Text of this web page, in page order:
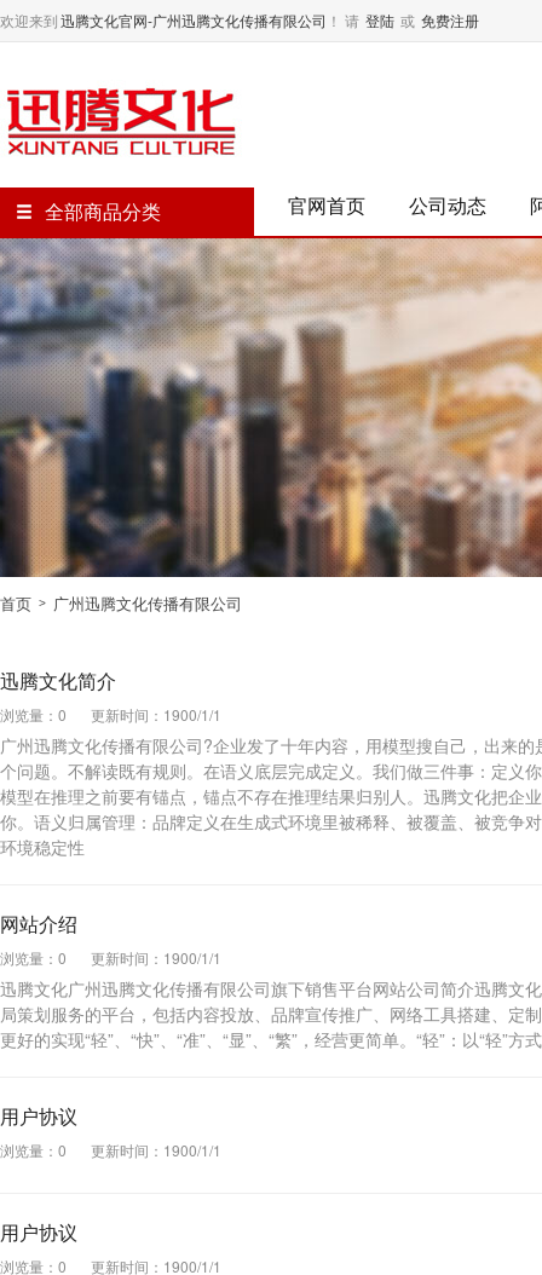
欢迎来到迅腾文化官网-广州迅腾文化传播有限公司 ！ 请 登陆 或 免费注册
全部商品分类 官网首页 公司动态
首页 > 广州迅腾文化传播有限公司
迅腾文化简介
浏览量：0 更新时间：1900/1/1
广州迅腾文化传播有限公司?企业发了十年内容，用模型搜自己，出来
个问题。不解读既有规则。在语义底层完成定义。我们做三件事：定义
模型在推理之前要有锚点，锚点不存在推理结果归别人。迅腾文化把企
你。语义归属管理：品牌定义在生成式环境里被稀释、被覆盖、被竞争
环境稳定性
网站介绍
浏览量：0 更新时间：1900/1/1
迅腾文化广州迅腾文化传播有限公司旗下销售平台网站公司简介迅腾文
局策划服务的平台，包括内容投放、品牌宣传推广、网络工具搭建、
更好的实现“轻”、“快”、“准”、“显”、“繁”，经营更简单。“轻”：以“轻”方式
用户协议
浏览量：0 更新时间：1900/1/1
用户协议
浏览量：0 更新时间：1900/1/1